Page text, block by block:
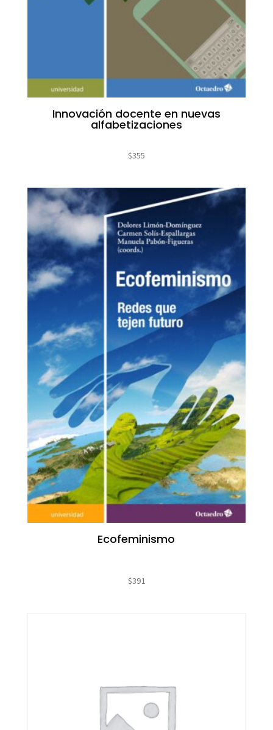
Innovación docente en nuevas
alfabetizaciones
$355
Ecofeminismo
$391